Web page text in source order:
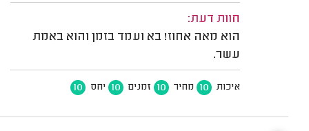
חוות דעת:
הוא מאה אחוז! בא ועמד בזמן והוא באמת
עשר.
איכות 10 מחיר 10 זמנים 10 יחס 10